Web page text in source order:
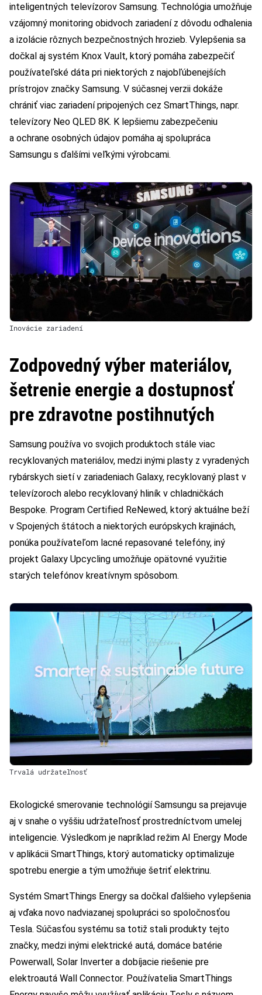
inteligentných televízorov Samsung. Technológia umožňuje
vzájomný monitoring obidvoch zariadení z dôvodu odhalenia
a izolácie rôznych bezpečnostných hrozieb. Vylepšenia sa
dočkal aj systém Knox Vault, ktorý pomáha zabezpečiť
používateľské dáta pri niektorých z najobľúbenejších
prístrojov značky Samsung. V súčasnej verzii dokáže
chrániť viac zariadení pripojených cez SmartThings, napr.
televízory Neo QLED 8K. K lepšiemu zabezpečeniu
a ochrane osobných údajov pomáha aj spolupráca
Samsungu s ďalšími veľkými výrobcami.
Inovácie zariadení
Zodpovedný výber materiálov,
šetrenie energie a dostupnosť
pre zdravotne postihnutých
Samsung používa vo svojich produktoch stále viac
recyklovaných materiálov, medzi inými plasty z vyradených
rybárskych sietí v zariadeniach Galaxy, recyklovaný plast v
televízoroch alebo recyklovaný hliník v chladničkách
Bespoke. Program Certified ReNewed, ktorý aktuálne beží
v Spojených štátoch a niektorých európskych krajinách,
ponúka používateľom lacné repasované telefóny, iný
projekt Galaxy Upcycling umožňuje opätovné využitie
starých telefónov kreatívnym spôsobom.
Trvalá udržateľnosť
Ekologické smerovanie technológií Samsungu sa prejavuje
aj v snahe o vyššiu udržateľnosť prostredníctvom umelej
inteligencie. Výsledkom je napríklad režim AI Energy Mode
v aplikácii SmartThings, ktorý automaticky optimalizuje
spotrebu energie a tým umožňuje šetriť elektrinu.
Systém SmartThings Energy sa dočkal ďalšieho vylepšenia
aj vďaka novo nadviazanej spolupráci so spoločnosťou
Tesla. Súčasťou systému sa totiž stali produkty tejto
značky, medzi inými elektrické autá, domáce batérie
Powerwall, Solar Inverter a dobíjacie riešenie pre
elektroautá Wall Connector. Používatelia SmartThings